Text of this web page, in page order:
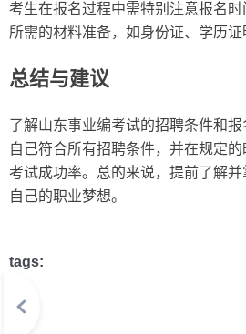
考生在报名过程中需特别注意报名
所需的材料准备，如身份证、学历
总结与建议
了解山东事业编考试的招聘条件和
自己符合所有招聘条件，并在规定
考试成功率。总的来说，提前了解
自己的职业梦想。
tags: